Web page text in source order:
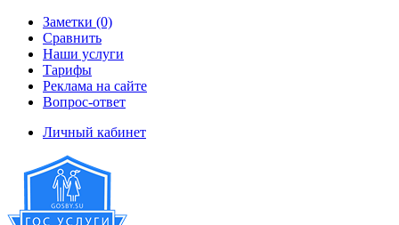
Заметки (0)
Сравнить
Наши услуги
Тарифы
Реклама на сайте
Вопрос-ответ
Личный кабинет